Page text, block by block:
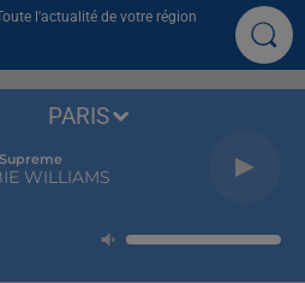
l'actualité de votre région
Supreme
WILLIAMS
PARIS